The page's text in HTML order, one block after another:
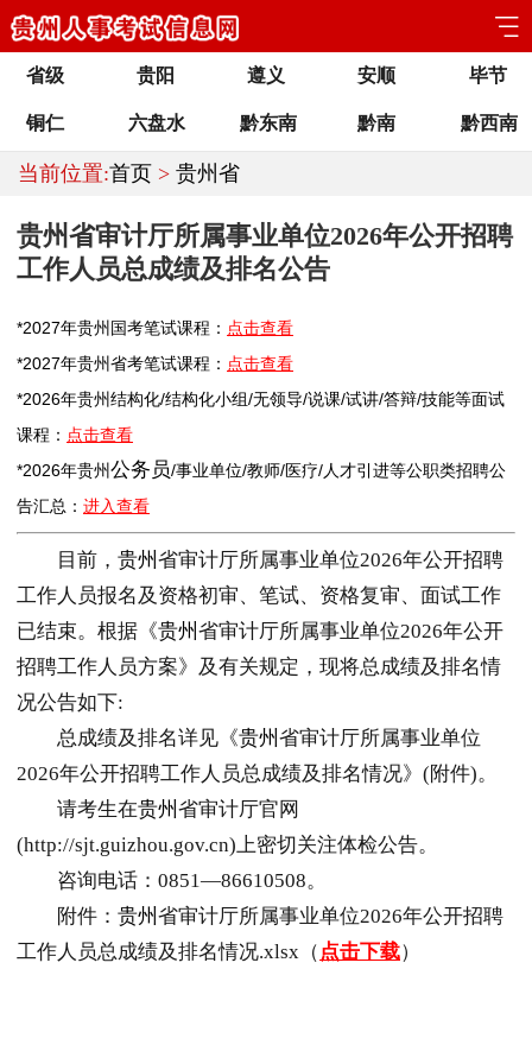
省级 贵阳 遵义 安顺 毕节
铜仁 六盘水 黔东南 黔南 黔西南
当前位置:首页 > 贵州省
贵州省审计厅所属事业单位2026年公开招聘
工作人员总成绩及排名公告
*2027年贵州 国考笔试课程： 点击查看
*2027年贵州省考笔试课程： 点击查看
*2026年贵州结构化/结构化小组/无领导/说课/试讲/答辩/技能等面试
课程： 点击查看
*2026年贵州公务员/事业单位/教师/医疗/人才引进等公职类招聘公
告汇总： 进入查看
目前， 贵州 省审计厅所属事业单位2026年公开招聘
工作人员报名及资格初审、笔试、资格复审、面试工作
已结束。根据《贵州 省审计厅所属事业单位2026年公开
招聘工作人员方案》及有关规定，现将总成绩及排名情
况公告如下:
总成绩及排名详见《贵州 省审计厅所属事业单位
2026年公开招聘工作人员总成绩及排名情况》(附件)。
请考生在贵州 省审计厅官网
(http://sjt.guizhou.gov.cn)上密切关注体检公告。
咨询电话：0851—86610508。
附件： 贵州 省审计厅所属事业单位2026年公开招聘
工作人员总成绩及排名情况.xlsx（ 点击下载）